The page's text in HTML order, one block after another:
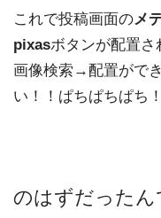
これで投稿画面のメ
pixasボタンが配置さ
画像検索→配置がで
い！！ぱちぱちぱち！
のはずだったん